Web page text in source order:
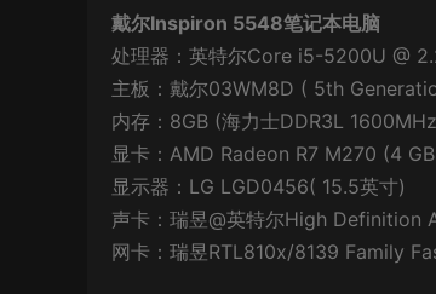
戴尔Inspiron 5548笔记本电脑
处理器：英特尔Core i5-5200U @
主板：戴尔03WM8D ( 5th
内存：8GB (海力士DDR3L
显卡：AMD Radeon R7 M270 (4
显示器：LG LGD0456( 15.5英寸)
声卡：瑞昱@英特尔High
网卡：瑞昱RTL810x/8139 Family